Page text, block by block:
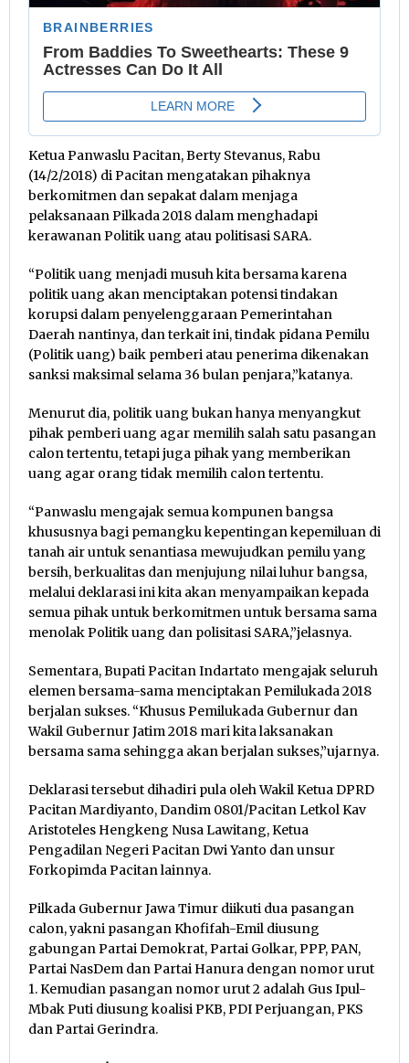
Ketua Panwaslu Pacitan, Berty Stevanus, Rabu
(14/2/2018) di Pacitan mengatakan pihaknya
berkomitmen dan sepakat dalam menjaga
pelaksanaan Pilkada 2018 dalam menghadapi
kerawanan Politik uang atau politisasi SARA.
“Politik uang menjadi musuh kita bersama karena
politik uang akan menciptakan potensi tindakan
korupsi dalam penyelenggaraan Pemerintahan
Daerah nantinya, dan terkait ini, tindak pidana Pemilu
(Politik uang) baik pemberi atau penerima dikenakan
sanksi maksimal selama 36 bulan penjara,”katanya.
Menurut dia, politik uang bukan hanya menyangkut
pihak pemberi uang agar memilih salah satu pasangan
calon tertentu, tetapi juga pihak yang memberikan
uang agar orang tidak memilih calon tertentu.
“Panwaslu mengajak semua kompunen bangsa
khususnya bagi pemangku kepentingan kepemiluan di
tanah air untuk senantiasa mewujudkan pemilu yang
bersih, berkualitas dan menjujung nilai luhur bangsa,
melalui deklarasi ini kita akan menyampaikan kepada
semua pihak untuk berkomitmen untuk bersama sama
menolak Politik uang dan polisitasi SARA,”jelasnya.
Sementara, Bupati Pacitan Indartato mengajak seluruh
elemen bersama-sama menciptakan Pemilukada 2018
berjalan sukses. “Khusus Pemilukada Gubernur dan
Wakil Gubernur Jatim 2018 mari kita laksanakan
bersama sama sehingga akan berjalan sukses,”ujarnya.
Deklarasi tersebut dihadiri pula oleh Wakil Ketua DPRD
Pacitan Mardiyanto, Dandim 0801/Pacitan Letkol Kav
Aristoteles Hengkeng Nusa Lawitang, Ketua
Pengadilan Negeri Pacitan Dwi Yanto dan unsur
Forkopimda Pacitan lainnya.
Pilkada Gubernur Jawa Timur diikuti dua pasangan
calon, yakni pasangan Khofifah-Emil diusung
gabungan Partai Demokrat, Partai Golkar, PPP, PAN,
Partai NasDem dan Partai Hanura dengan nomor urut
1. Kemudian pasangan nomor urut 2 adalah Gus Ipul-
Mbak Puti diusung koalisi PKB, PDI Perjuangan, PKS
dan Partai Gerindra.